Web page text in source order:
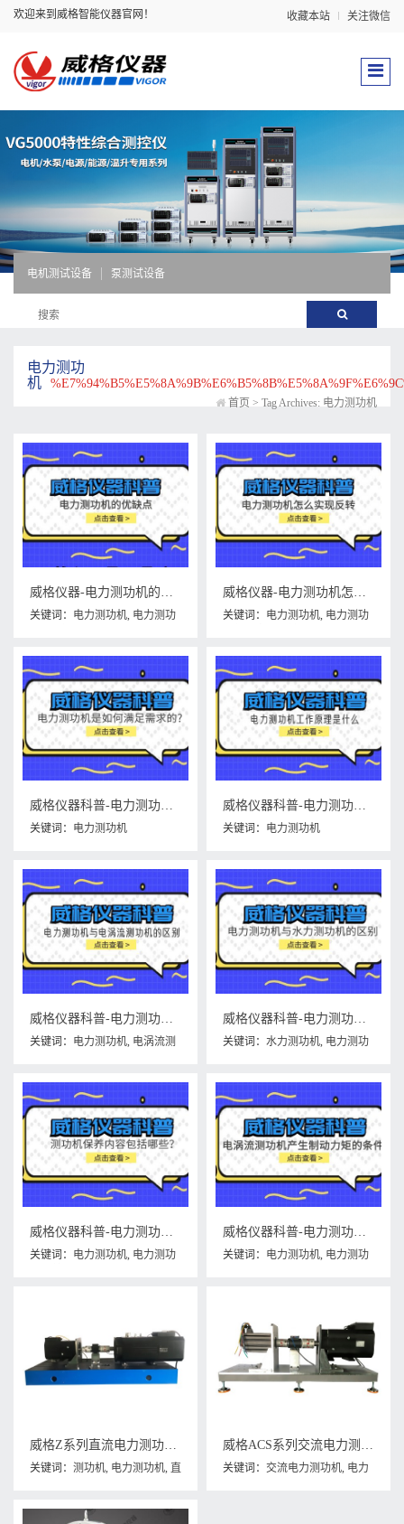
欢迎来到威格智能仪器官网！ 收藏本站 关注微信
电机测试设备 泵测试设备
电力测功
机
首页 > Tag Archives: 电力测功机
威格仪器-电力测功机的优缺点
关键词： 电力测功机, 电力测功
威格仪器-电力测功机怎么实现反转
关键词： 电力测功机, 电力测功
威格仪器科普-电力测功机是如何满足需求的?
关键词： 电力测功机
威格仪器科普-电力测功机工作原理是什么
关键词： 电力测功机
威格仪器科普-电力测功机与电涡流测功机的区别
关键词： 电力测功机, 电涡流测
威格仪器科普-电力测功机与水力测功机的区别
关键词： 水力测功机, 电力测功
威格仪器科普-电力测功机保养内容包括哪些?
关键词： 电力测功机, 电力测功
威格仪器科普-电力测功机系统是什么，分类和组成部分有哪些?
关键词： 电力测功机, 电力测功
威格Z系列直流电力测功机 出厂测试系统 综合性能对拖台架 型式试验台
关键词： 测功机, 电力测功机, 直
威格ACS系列交流电力测功机出厂测试系统 综合性能对拖台架 型式试验台
关键词： 交流电力测功机, 电力